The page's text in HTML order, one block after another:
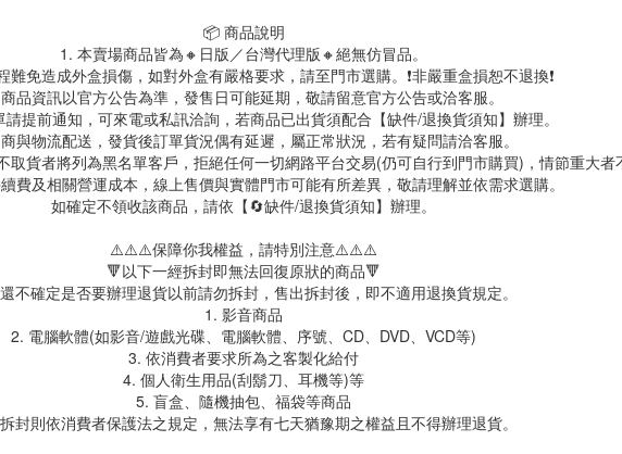
📦 商品說明
1. 本賣場商品皆為🔸日版／台灣代理版🔸絕無仿冒品。
難免造成外盒損傷，如對外盒有嚴格要求，請至門市選購。❗非嚴重盒損恕不退換❗
品資訊以官方公告為準，發售日可能延期，敬請留意官方公告或洽客服。
提前通知，可來電或私訊洽詢，若商品已出貨須配合【缺件/退換貨須知】辦理。
與物流配送，發貨後訂單貨況偶有延遲，屬正常狀況，若有疑問請洽客服。
貨者將列為黑名單客戶，拒絕任何一切網路平台交易(仍可自行到門市購買)，情節重大者
費及相關營運成本，線上售價與實體門市可能有所差異，敬請理解並依需求選購。
如確定不領收該商品，請依【🔄缺件/退換貨須知】辦理。
⚠️⚠️⚠️保障你我權益，請特別注意⚠️⚠️⚠️
🔻以下一經拆封即無法回復原狀的商品🔻
不確定是否要辦理退貨以前請勿拆封，售出拆封後，即不適用退換貨規定。
1. 影音商品
2. 電腦軟體(如影音/遊戲光碟、電腦軟體、序號、CD、DVD、VCD等)
3. 依消費者要求所為之客製化給付
4. 個人衛生用品(刮鬍刀、耳機等)等
5. 盲盒、隨機抽包、福袋等商品
封則依消費者保護法之規定，無法享有七天猶豫期之權益且不得辦理退貨。